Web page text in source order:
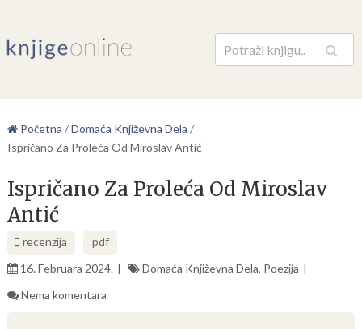
Pretraga
Početna /Domaća Književna Dela /
Ispričano Za Proleća Od Miroslav Antić
Ispričano Za Proleća Od Miroslav
Antić
recenzija
pdf
16. Februara 2024.
Domaća Književna Dela, Poezija
Nema komentara